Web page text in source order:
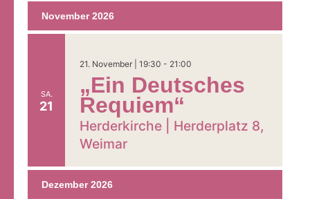
Gemeinde &
Kirchen
Gottesdienste &
Veranstaltungen
November 2026
SA.
21
21. November | 19:30 - 21:00
„Ein Deutsches
Requiem“
Herderkirche | Herderplatz 8,
Weimar
Dezember 2026